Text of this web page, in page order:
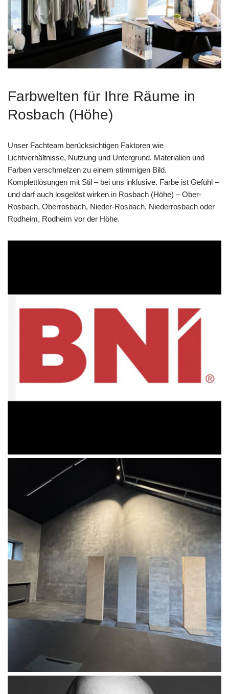
Farbwelten für Ihre Räume in
Rosbach (Höhe)
Unser Fachteam berücksichtigen Faktoren wie
Lichtverhältnisse, Nutzung und Untergrund. Materialien und
Farben verschmelzen zu einem stimmigen Bild.
Komplettlösungen mit Stil – bei uns inklusive. Farbe ist Gefühl –
und darf auch losgelöst wirken in Rosbach (Höhe) – Ober-
Rosbach, Oberrosbach, Nieder-Rosbach, Niederrosbach oder
Rodheim, Rodheim vor der Höhe.